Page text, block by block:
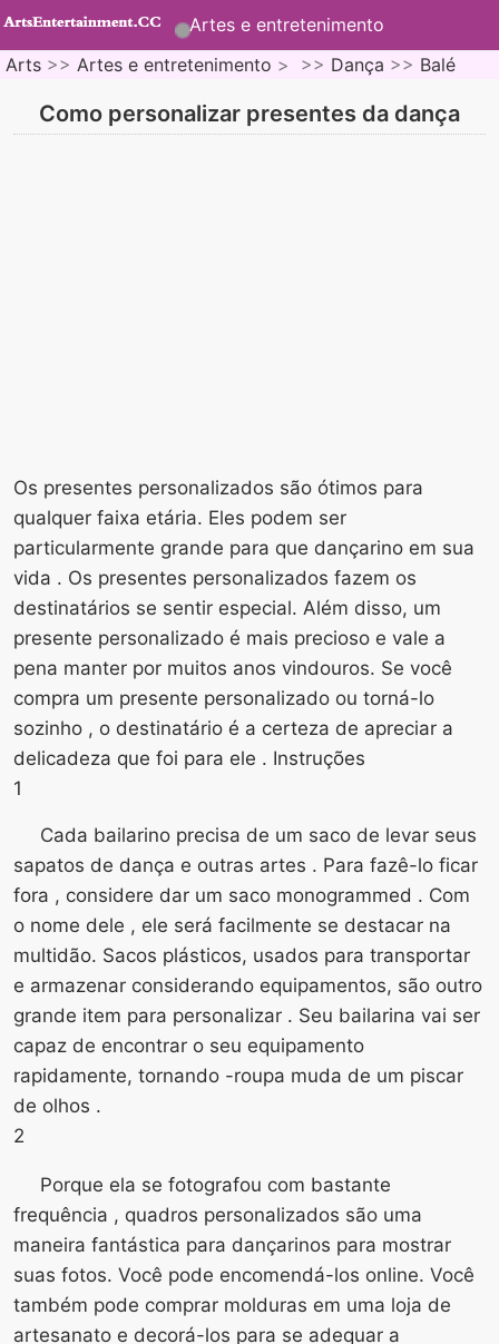
Artes e entretenimento
Arts >> Artes e entretenimento > >> Dança >> Balé
Como personalizar presentes da dança
Os presentes personalizados são ótimos para
qualquer faixa etária. Eles podem ser
particularmente grande para que dançarino em sua
vida . Os presentes personalizados fazem os
destinatários se sentir especial. Além disso, um
presente personalizado é mais precioso e vale a
pena manter por muitos anos vindouros. Se você
compra um presente personalizado ou torná-lo
sozinho , o destinatário é a certeza de apreciar a
delicadeza que foi para ele . Instruções
1
Cada bailarino precisa de um saco de levar seus
sapatos de dança e outras artes . Para fazê-lo ficar
fora , considere dar um saco monogrammed . Com
o nome dele , ele será facilmente se destacar na
multidão. Sacos plásticos, usados ​​para transportar
e armazenar considerando equipamentos, são outro
grande item para personalizar . Seu bailarina vai ser
capaz de encontrar o seu equipamento
rapidamente, tornando -roupa muda de um piscar
de olhos .
2
Porque ela se fotografou com bastante
frequência , quadros personalizados são uma
maneira fantástica para dançarinos para mostrar
suas fotos. Você pode encomendá-los online. Você
também pode comprar molduras em uma loja de
artesanato e decorá-los para se adequar a